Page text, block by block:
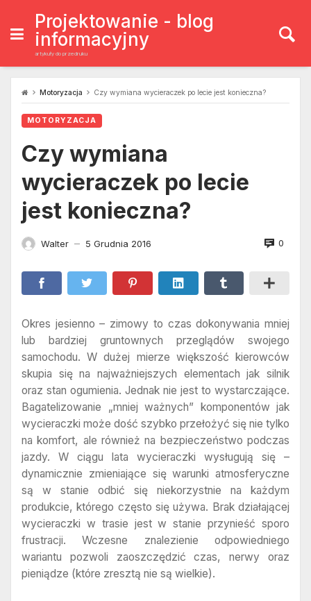
content
Projektowanie - blog
informacyjny
artykuły do przedruku
Motoryzacja Czy wymiana wycieraczek po lecie jest konieczna?
MOTORYZACJA
Czy wymiana
wycieraczek po lecie
jest konieczna?
Walter — 5 Grudnia 2016 0
Okres jesienno – zimowy to czas dokonywania mniej
lub bardziej gruntownych przeglądów swojego
samochodu. W dużej mierze większość kierowców
skupia się na najważniejszych elementach jak silnik
oraz stan ogumienia. Jednak nie jest to wystarczające.
Bagatelizowanie „mniej ważnych” komponentów jak
wycieraczki może dość szybko przełożyć się nie tylko
na komfort, ale również na bezpieczeństwo podczas
jazdy. W ciągu lata wycieraczki wysługują się –
dynamicznie zmieniające się warunki atmosferyczne
są w stanie odbić się niekorzystnie na każdym
produkcie, którego często się używa. Brak działającej
wycieraczki w trasie jest w stanie przynieść sporo
frustracji. Wczesne znalezienie odpowiedniego
wariantu pozwoli zaoszczędzić czas, nerwy oraz
pieniądze (które zresztą nie są wielkie).